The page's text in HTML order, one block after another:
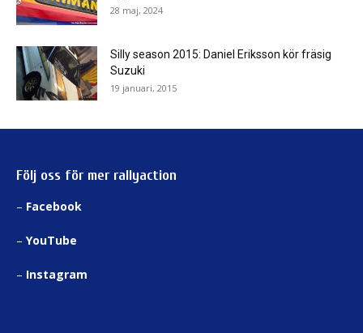
28 maj, 2024
Silly season 2015: Daniel Eriksson kör fräsig
Suzuki
19 januari, 2015
Följ oss för mer rallyaction
– Facebook
– YouTube
– Instagram